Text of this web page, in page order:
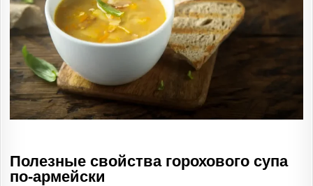
Полезные свойства горохового супа
по-армейски